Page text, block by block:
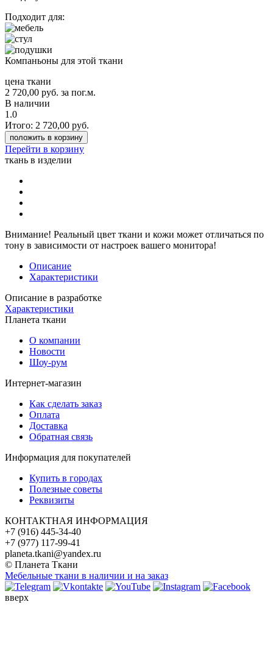
Подходит для:
Компаньоны для этой ткани
цена ткани
2 720,00 руб. за пог.м.
В наличии
1.0
Итого: 2 720,00 руб.
положить в корзину
Перейти в корзину
ткань в изделии
Внимание! Реальный цвет ткани и кожи может отличаться по
тону в зависимости от настроек вашего монитора!
Описание
Характеристики
Описание в разработке
Характеристики
Планета ткани
О компании
Новости
Шоу-рум
Интернет-магазин
Как сделать заказ
Оплата
Доставка
Обратная связь
Информация для покупателей
Купить в городах
Полезные советы
Реквизиты
КОНТАКТНАЯ ИНФОРМАЦИЯ
+7 (916) 445-34-40
+7 (977) 117-99-41
planeta.tkani@yandex.ru
© Планета Ткани
Мебельные ткани в наличии и на заказ
вверх